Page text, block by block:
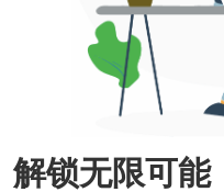
解锁无限可能